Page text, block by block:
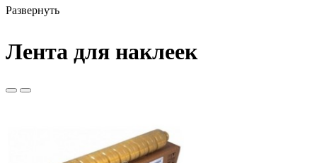
Развернуть
Лента для наклеек